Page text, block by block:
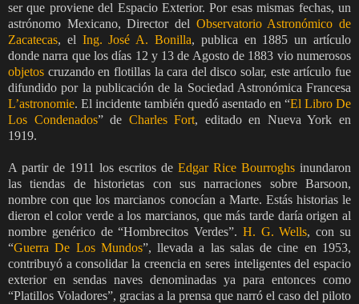
ser que proviene del Espacio Exterior. Por esas mismas fechas, un
astrónomo Mexicano, Director del Observatorio Astronómico de
Zacatecas, el Ing. José A. Bonilla, publica en 1885 un artículo
donde narra que los días 12 y 13 de Agosto de 1883 vio numerosos
objetos cruzando en flotillas la cara del disco solar, este artículo fue
difundido por la publicación de la Sociedad Astronómica Francesa
L’astronomie. El incidente también quedó asentado en “El Libro De
Los Condenados” de Charles Fort, editado en Nueva York en
1919.
A partir de 1911 los escritos de Edgar Rice Bourroghs inundaron
las tiendas de historietas con sus narraciones sobre Barsoon,
nombre con que los marcianos conocían a Marte. Estás historias le
dieron el color verde a los marcianos, que más tarde daría origen al
nombre genérico de “Hombrecitos Verdes”. H. G. Wells, con su
“Guerra De Los Mundos”, llevada a las salas de cine en 1953,
contribuyó a consolidar la creencia en seres inteligentes del espacio
exterior en sendas naves denominadas ya para entonces como
“Platillos Voladores”, gracias a la prensa que narró el caso del piloto